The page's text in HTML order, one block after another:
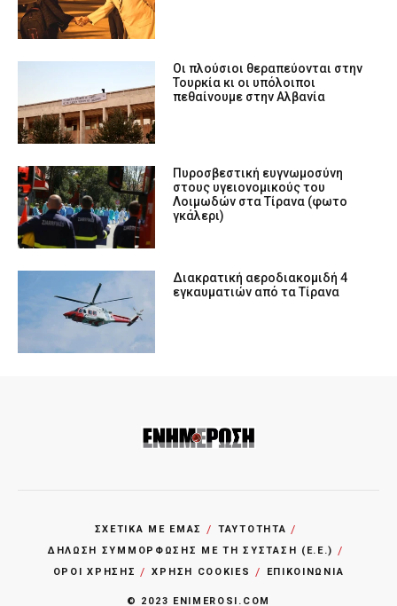
Οι πλούσιοι θεραπεύονται στην
Τουρκία κι οι υπόλοιποι
πεθαίνουμε στην Αλβανία
Πυροσβεστική ευγνωμοσύνη
στους υγειονομικούς του
Λοιμωδών στα Τίρανα (φωτο
γκάλερι)
Διακρατική αεροδιακομιδή 4
εγκαυματιών από τα Τίρανα
ΣΧΕΤΙΚΑ ΜΕ ΕΜΑΣ
ΤΑΥΤΟΤΗΤΑ
ΔΗΛΩΣΗ ΣΥΜΜΟΡΦΩΣΗΣ ΜΕ ΤΗ ΣΥΣΤΑΣΗ (Ε.Ε.)
ΌΡΟΙ ΧΡΗΣΗΣ
ΧΡΗΣΗ COOKIES ΕΠΙΚΟΙΝΩΝΙΑ
© 2023 ENIMEROSI.COM